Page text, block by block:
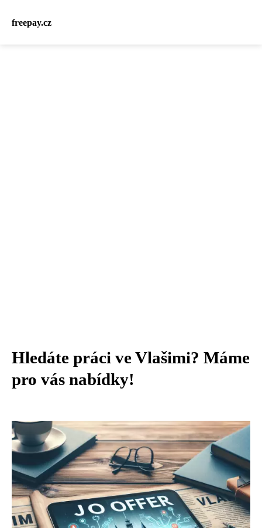
freepay.cz
Hledáte práci ve Vlašimi? Máme
pro vás nabídky!